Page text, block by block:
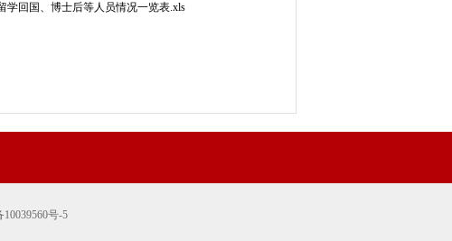
学回国、博士后等人员情况一览表.xls
10039560号-5